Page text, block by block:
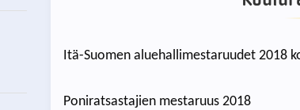
Itä-Suomen aluehallimestaruudet 2018
Poniratsastajien mestaruus 2018